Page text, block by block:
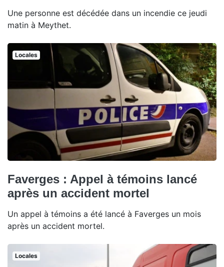
Une personne est décédée dans un incendie ce jeudi
matin à Meythet.
Locales
Faverges : Appel à témoins lancé
après un accident mortel
Un appel à témoins a été lancé à Faverges un mois
après un accident mortel.
Locales